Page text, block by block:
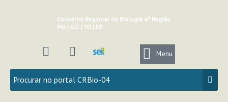
Conselho Regional de Biologia 4ª Região
MG | GO | TO | DF
I
n
s
t
a
Y
o
u
t
u
Menu